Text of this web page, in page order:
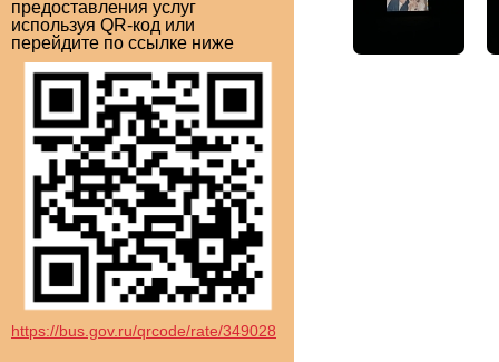
предоставления услуг
используя QR-код или
перейдите по ссылке ниже
https://bus.gov.ru/qrcode/rate/349028